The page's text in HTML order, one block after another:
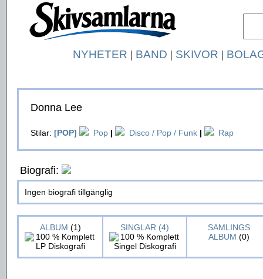
NYHETER | BAND | SKIVOR |
Donna Lee
Stilar: [POP] Pop | Disco / Pop / Funk | Rap
Biografi:
Ingen biografi tillgänglig
ALBUM (1) SINGLAR (4)
SAMLINGS
ALBUM (0)